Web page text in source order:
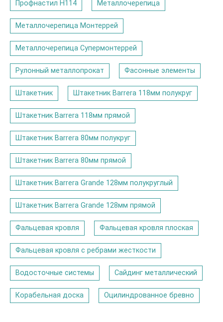
Профнастил Н114 Металлочерепица
Металлочерепица Монтеррей
Металлочерепица Супермонтеррей
Рулонный металлопрокат Фасонные элементы
Штакетник Штакетник Barrera 118мм полукруг
Штакетник Barrera 118мм прямой
Штакетник Barrera 80мм полукруг
Штакетник Barrera 80мм прямой
Штакетник Barrera Grande 128мм полукруглый
Штакетник Barrera Grande 128мм прямой
Фальцевая кровля Фальцевая кровля плоская
Фальцевая кровля с ребрами жесткости
Водосточные системы Сайдинг металлический
Корабельная доска Оцилиндрованное бревно